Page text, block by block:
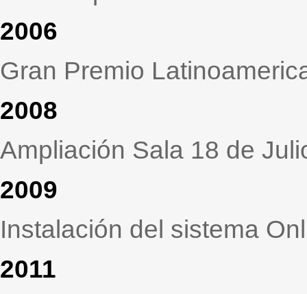
2006
Gran Premio
2008
Ampliación Sala 18 de
2009
Instalación del sistema
2011